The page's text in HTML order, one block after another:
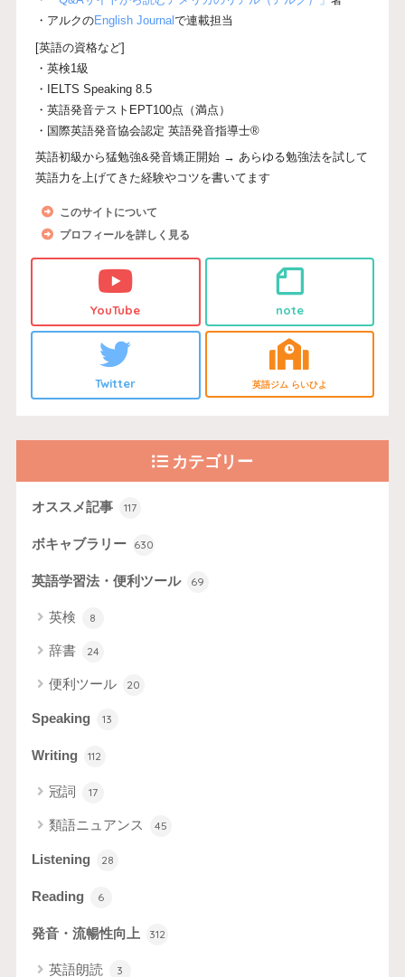
・アルクのEnglish Journalで連載担当
[英語の資格など]
・英検1級
・IELTS Speaking 8.5
・英語発音テストEPT100点（満点）
・国際英語発音協会認定 英語発音指導士®
英語初級から猛勉強&発音矯正開始 → あらゆる勉強法を試して
英語力を上げてきた経験やコツを書いてます
このサイトについて
プロフィールを詳しく見る
YouTube note
Twitter 英語ジム らいひよ
カテゴリー
オススメ記事 117
ボキャブラリー 630
英語学習法・便利ツール 69
英検 8
辞書 24
便利ツール 20
Speaking 13
Writing 112
冠詞 17
類語ニュアンス 45
Listening 28
Reading 6
発音・流暢性向上 312
英語朗読 3